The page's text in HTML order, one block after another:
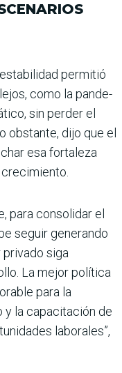
permitió
como la pande­
sin perder el
obstante, dijo que el
esa fortaleza
para consolidar el
seguir generando
privado siga
La mejor política
para la
y la capacitación de
laborales”,